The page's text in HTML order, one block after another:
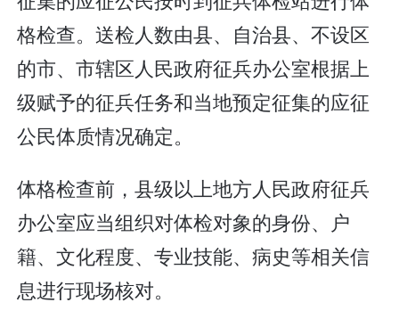
格检查。送检人数由县、自治县、不设区
的市、市辖区人民政府征兵办公室根据上
级赋予的征兵任务和当地预定征集的应征
公民体质情况确定。
体格检查前，县级以上地方人民政府征兵
办公室应当组织对体检对象的身份、户
籍、文化程度、专业技能、病史等相关信
息进行现场核对。